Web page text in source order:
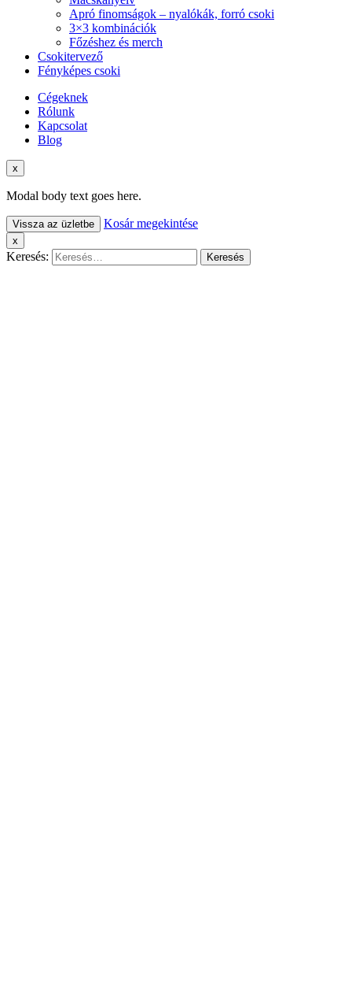
Apró finomságok – nyalókák, forró csoki
3×3 kombinációk
Főzéshez és merch
Csokitervező
Fényképes csoki
Cégeknek
Rólunk
Kapcsolat
Blog
x
Modal body text goes here.
Vissza az üzletbe Kosár megekintése
x
Keresés: